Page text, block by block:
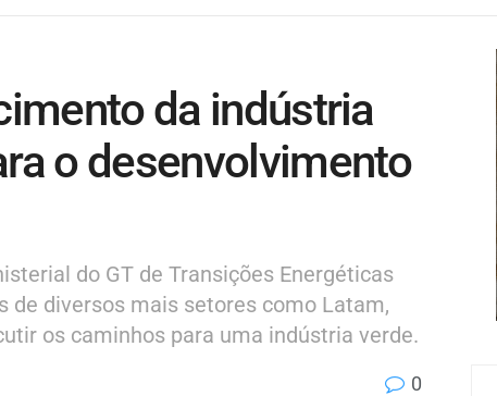
da indústria
o desenvolvimento
do GT de Transições Energéticas
de diversos mais setores como Latam,
os caminhos para uma indústria verde.
0